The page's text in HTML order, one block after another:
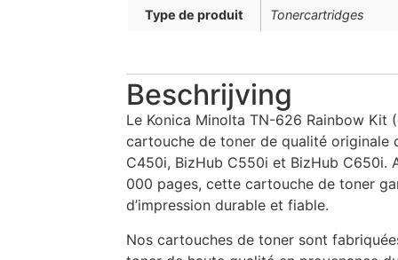
Type de produit Tonercartridges
Beschrijving
Le Konica Minolta TN-626 Rainbow Kit
cartouche de toner de qualité originale
C450i, BizHub C550i et BizHub C650i.
000 pages, cette cartouche de toner
d’impression durable et fiable.
Nos cartouches de toner sont